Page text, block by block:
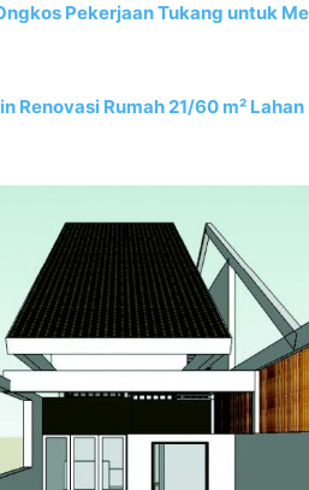
Pekerjaan Tukang untuk
Renovasi Rumah 21/60 m²